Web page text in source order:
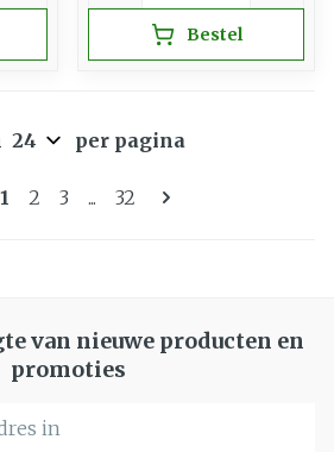
Bestel
Pagina's
U lees momenteel pagina
1 Pagina
2 Pagina
3 ... Pagina
32
per pagina
van nieuwe producten en
promoties